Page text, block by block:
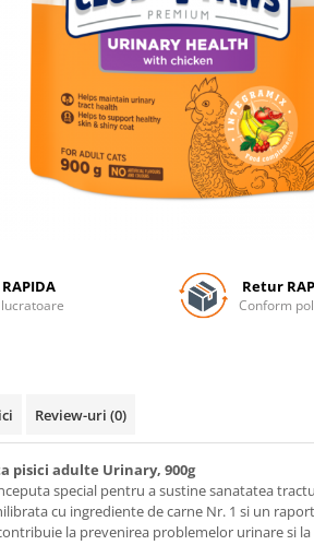
Retur
Conform
Review-uri (0)
pisici adulte Urinary, 900g
special pentru a sustine sanatatea
cu ingrediente de carne Nr. 1 si un
la prevenirea problemelor urinare si